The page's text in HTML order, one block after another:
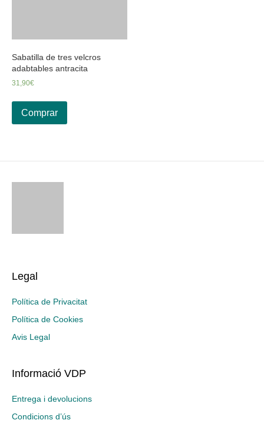
Sabatilla de tres velcros
adabtables antracita
31,90€
Comprar
Legal
Política de Privacitat
Política de Cookies
Avis Legal
Informació VDP
Entrega i devolucions
Condicions d’ús